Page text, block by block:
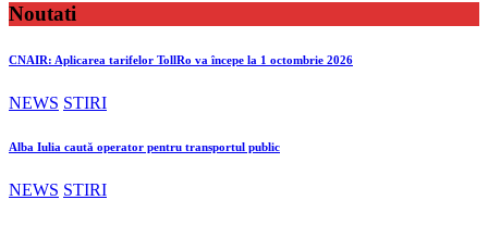
Noutati
CNAIR: Aplicarea tarifelor TollRo va începe la 1 octombrie 2026
NEWS STIRI
Alba Iulia caută operator pentru transportul public
NEWS STIRI